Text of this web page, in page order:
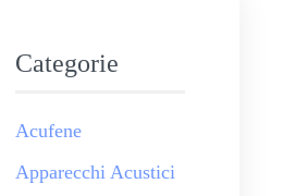
Categorie
Acufene
Apparecchi Acustici